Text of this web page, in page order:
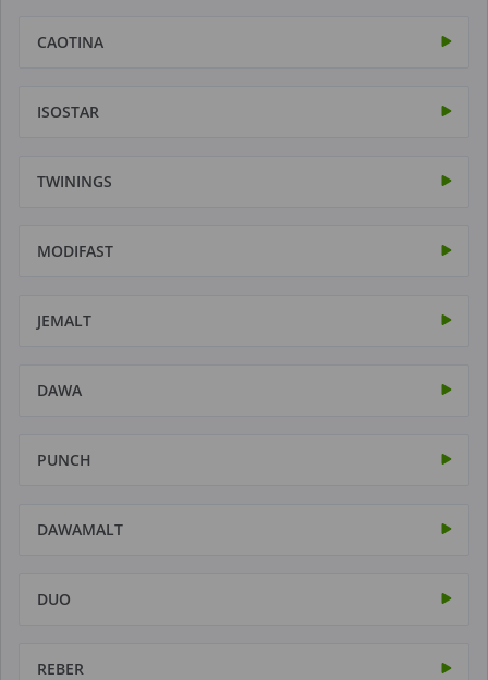
CAOTINA
ISOSTAR
TWININGS
MODIFAST
JEMALT
DAWA
PUNCH
DAWAMALT
DUO
REBER